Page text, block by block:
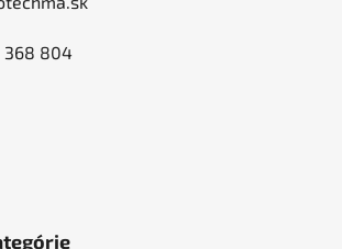
368 804